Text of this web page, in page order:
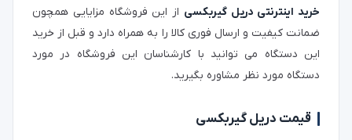
خرید اینترنتی دریل گیربکسی از این فروشگاه مزایایی همچون
ضمانت کیفیت و ارسال فوری کالا را به همراه دارد و قبل از خرید
این دستگاه می توانید با کارشناسان این فروشگاه در مورد
دستگاه مورد نظر مشاوره بگیرید.
قیمت دریل گیربکسی